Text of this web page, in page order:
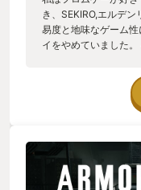
き、SEKIRO,エルデ
易度と地味なゲーム
イをやめていました
の発売日がStarfield
つもりは全くなかっ
ァンの友人やSNSの
プレイしたアクショ
作品になりました。
は、アクションゲー